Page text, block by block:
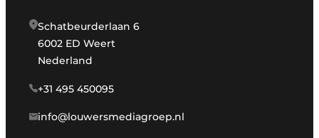
Schatbeurderlaan 6
6002 ED Weert
Nederland
+31 495 450095
info@louwersmediagroep.nl